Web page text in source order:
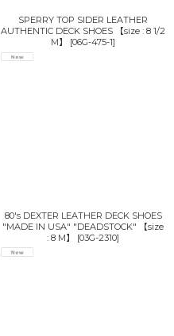
SPERRY TOP SIDER LEATHER
AUTHENTIC DECK SHOES 【size : 8 1/2
M】
[06G-475-1]
80's DEXTER LEATHER DECK SHOES
"MADE IN USA" "DEADSTOCK" 【size
: 8 M】
[03G-2310]